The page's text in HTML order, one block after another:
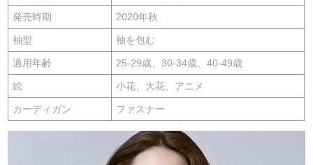
発売時期 2020年秋
袖型 袖を包む
適用年齢 25-29歳、30-34歳、40-49歳
絵 小花、大花、アニメ
カーディガン ファスナー